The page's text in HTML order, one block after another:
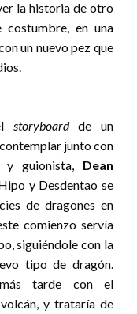
la historia de otro
en una
un nuevo pez que
storyboardde un
junto con
y guionista, Dean
y Desdentao se
de dragones en
comienzo servía
siguiéndole con la
tipo de dragón.
tarde con el
y trataría de